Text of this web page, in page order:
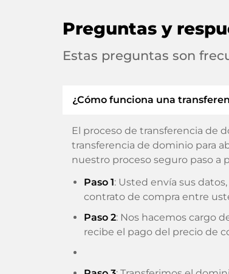
Preguntas y
Estas preguntas son
¿Cómo funciona una
El proceso de transferencia de
transferencia de dominio para
nuestro proceso seguro paso a
Paso 1: Usted envía sus
contrato de compra entre
Paso 2: Nos hacemos cargo
recibe el pago del precio de